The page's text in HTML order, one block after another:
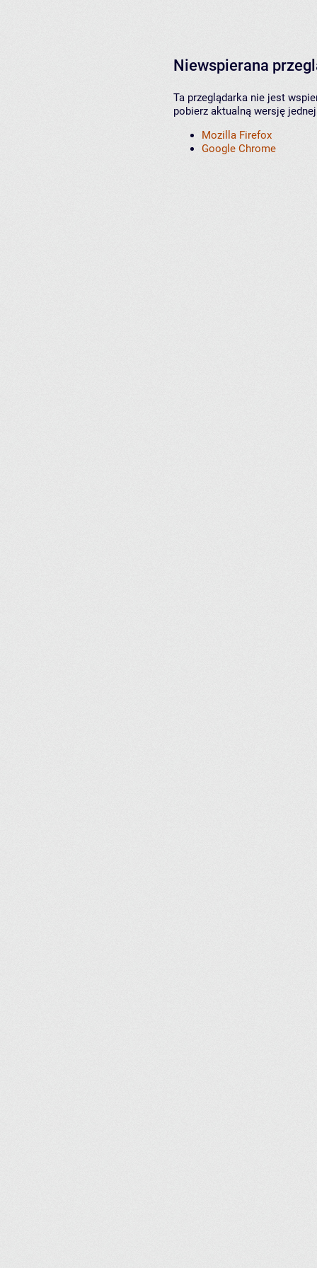
Niewspierana
Ta przeglądarka nie jest
pobierz aktualną wersję
Mozilla Firefox
Google Chrome